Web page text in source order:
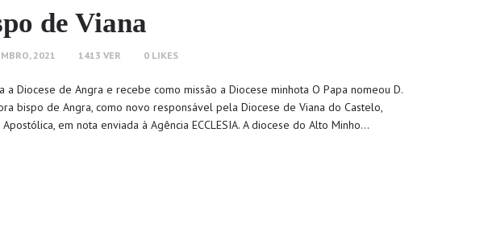
de Viana
2021 1413 VER 0 LIKES
a Diocese de Angra e recebe como missão a Diocese minhota O Papa nomeou D.
bispo de Angra, como novo responsável pela Diocese de Viana do Castelo,
em nota enviada à Agência ECCLESIA. A diocese do Alto Minho…